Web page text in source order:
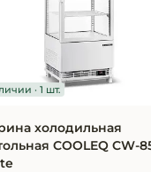
холодильная
COOLEQ CW-
· 1 шт.